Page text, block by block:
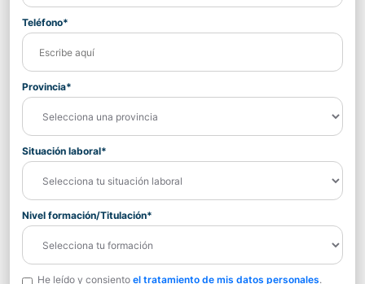
Teléfono*
Provincia*
Situación laboral*
Nivel formación/Titulación*
He leído y consiento el tratamiento de mis datos personales.